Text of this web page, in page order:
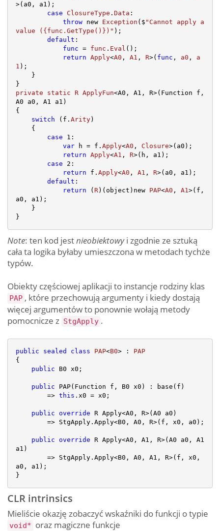
>(a0, a1);
case
ClosureType . Data :
throw new Exception ($ "Cannot apply a
value ({func.GetType()})" );
default :
func = func . Eval () ;
return Apply<A0 , A1 , R>( func , a0 , a
1 );
private
static R ApplyFun<A0, A1, R>(Function f,
A0 a0, A1 a1)
{
switch (f. Arity)
case
1 :
var h = f. Apply<A0 , Closure>(a0);
return Apply<A1 , R>(h, a1);
case
2 :
return f. Apply<A0 , A1 , R>(a0, a1);
default :
return ( R)(object)new PAP<A0 , A1>(f,
a0, a1);
Note: ten kod jestnieobiektowyi zgodnie ze sztuką
cała ta logika byłaby umieszczona w metodach tychże
typów.
Obiekty częściowej aplikacji to instancje rodziny klas
PAP , które przechowują argumenty i kiedy dostają
więcej argumentów to ponownie wołają metody
pomocnicze z StgApply .
public sealed class PAP<B0> : PAP
{
public B0 x0;
public PAP(Function f, B0 x0) : base(f)
        =>
this .x0 = x0;
public override R Apply<A0, R>(A0 a0)
public override R Apply<A0, A1, R>(A0 a0, A1
a1)
a0, a1);
CLR intrinsics
Mieliście okazję zobaczyć wskaźniki do funkcji o typie
void* oraz magiczne funkcje